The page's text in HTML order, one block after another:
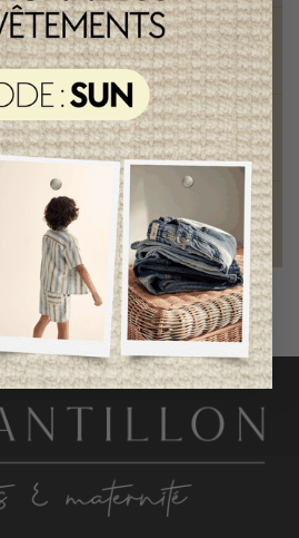
et tendances
à une bonne cause